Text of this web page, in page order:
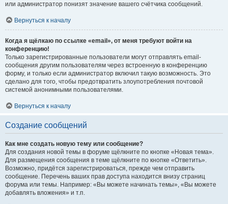
или администратор понизят значение вашего счётчика сообщений.
Вернуться к началу
Когда я щёлкаю по ссылке «email», от меня требуют войти на
конференцию!
Только зарегистрированные пользователи могут отправлять email-
сообщения другим пользователям через встроенную в конференцию
форму, и только если администратор включил такую возможность. Это
сделано для того, чтобы предотвратить злоупотребления почтовой
системой анонимными пользователями.
Вернуться к началу
Создание сообщений
Как мне создать новую тему или сообщение?
Для создания новой темы в форуме щёлкните по кнопке «Новая тема».
Для размещения сообщения в теме щёлкните по кнопке «Ответить».
Возможно, придётся зарегистрироваться, прежде чем отправить
сообщение. Перечень ваших прав доступа находится внизу страниц
форума или темы. Например: «Вы можете начинать темы», «Вы можете
добавлять вложения» и т.п.